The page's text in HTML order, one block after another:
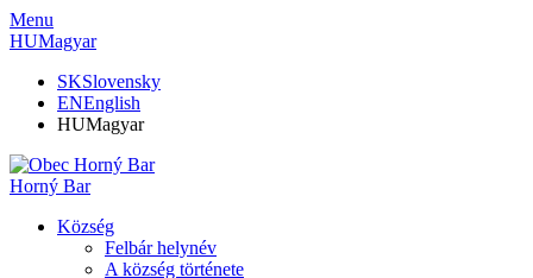
Menu
HUMagyar
SKSlovensky
ENEnglish
HUMagyar
Horný Bar
Község
Felbár helynév
A község története